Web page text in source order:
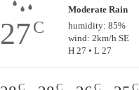
27C
Moderate Rain
humidity: 85%
wind: 2km/h SE
H 27 • L 27
C C C C